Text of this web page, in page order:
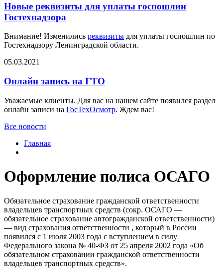
Новые реквизиты для уплаты госпошлин
Гостехнадзора
Внимание! Изменились реквизиты для уплаты госпошлин по
Гостехнадзору Ленинградской области.
05.03.2021
Онлайн запись на ГТО
Уважаемые клиенты. Для вас на нашем сайте появился раздел
онлайн записи на ГосТехОсмотр. Ждем вас!
Все новости
Главная
Оформление полиса ОСАГО
Обязательное страхование гражданской ответственности
владельцев транспортных средств (сокр. ОСАГО —
обязательное страхование автогражданской ответственности)
— вид страхования ответственности , который в России
появился с 1 июля 2003 года с вступлением в силу
Федерального закона № 40-ФЗ от 25 апреля 2002 года «Об
обязательном страховании гражданской ответственности
владельцев транспортных средств».